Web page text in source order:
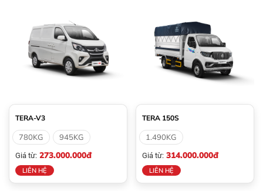
TERA-V3
780KG 945KG
Giá từ: 273.000.000đ
LIÊN HỆ
TERA 150S
1.490KG
Giá từ: 314.000.000đ
LIÊN HỆ